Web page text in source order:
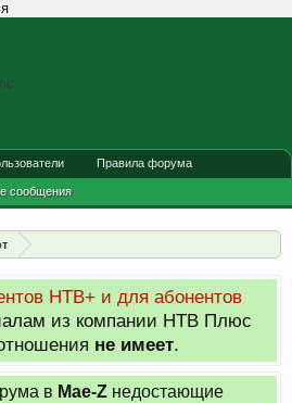
НТВ+ и для абонентов
из компании НТВ Плюс
не имеет.
в Мае-Zнедостающие
сообщения
Правила форума